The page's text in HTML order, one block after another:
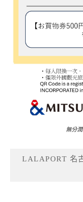
無分
LALAPORT 名